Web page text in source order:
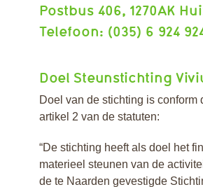
Postbus 406, 1270AK
Telefoon: (035) 6 924
Doel Steunstichting
Doel van de stichting is conform
artikel 2 van de statuten:
“De stichting heeft als doel het
materieel steunen van de
de te Naarden gevestigde